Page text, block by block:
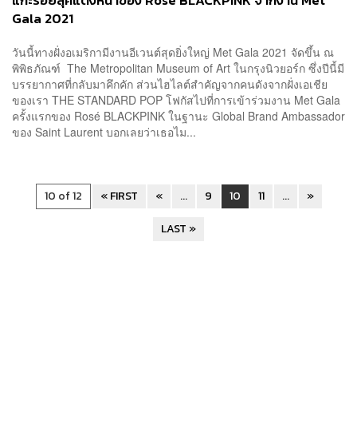
Gala 2021
วันนี้ทางฝั่งอเมริกามีงานอีเวนต์สุดยิ่งใหญ่ Met Gala 2021 จัดขึ้น ณ
พิพิธภัณฑ์ The Metropolitan Museum of Art ในกรุงนิวยอร์ก ซึ่งปีนี้มี
บรรยากาศที่กลับมาคึกคัก ส่วนไฮไลต์สำคัญจากคนดังจากฝั่งเอเชีย
ของเรา THE STANDARD POP โฟกัสไปที่การเข้าร่วมงาน Met Gala
ครั้งแรกของ Rosé BLACKPINK ในฐานะ Global Brand Ambassador
ของ Saint Laurent บอกเลยว่าเธอไม...
10 of 12 « FIRST « ... 9 10 11 ...
»
LAST »